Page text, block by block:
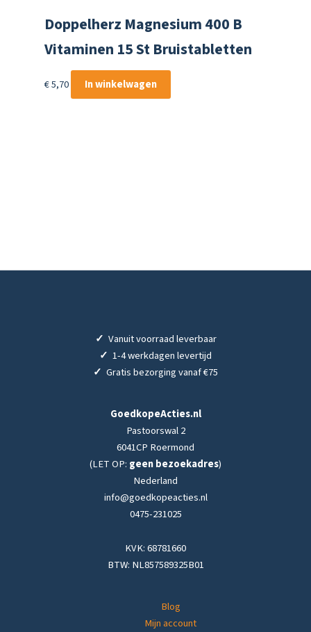
Doppelherz Magnesium 400 B
Vitaminen 15 St Bruistabletten
€5,70 In winkelwagen
✓ Vanuit voorraad leverbaar
✓ 1-4 werkdagen levertijd
✓ Gratis bezorging vanaf €75
GoedkopeActies.nl
Pastoorswal 2
6041CP Roermond
(LET OP: geen bezoekadres)
Nederland
info@goedkopeacties.nl
0475-231025
KVK: 68781660
BTW: NL857589325B01
Blog
Mijn account